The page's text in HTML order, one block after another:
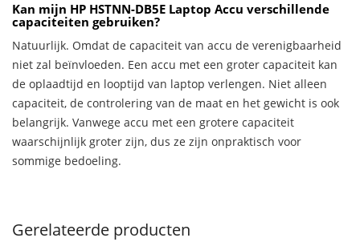
Kan mijn HP HSTNN-DB5E Laptop Accu verschillende
capaciteiten gebruiken?
Natuurlijk. Omdat de capaciteit van accu de verenigbaarheid
niet zal beïnvloeden. Een accu met een groter capaciteit kan
de oplaadtijd en looptijd van laptop verlengen. Niet alleen
capaciteit, de controlering van de maat en het gewicht is ook
belangrijk. Vanwege accu met een grotere capaciteit
waarschijnlijk groter zijn, dus ze zijn onpraktisch voor
sommige bedoeling.
Gerelateerde producten